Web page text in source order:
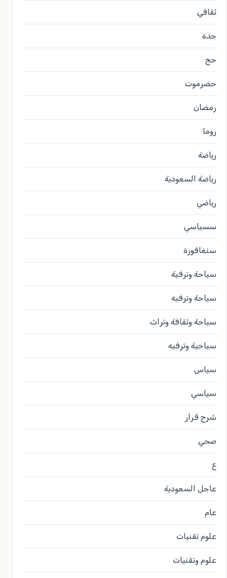
ثقافي
جدة
حج
حضرموت
رمضان
روما
رياضة
رياضة السعودية
رياضي
سسياسي
سنغافورة
سياحة وترفية
سياحة وترفيه
سياحة وثقافة وتراث
سياحية وترفيه
سياس
سياسي
شرح قرار
صحي
ع
عاجل السعودية
عام
علوم تقنيات
علوم وتقنيات